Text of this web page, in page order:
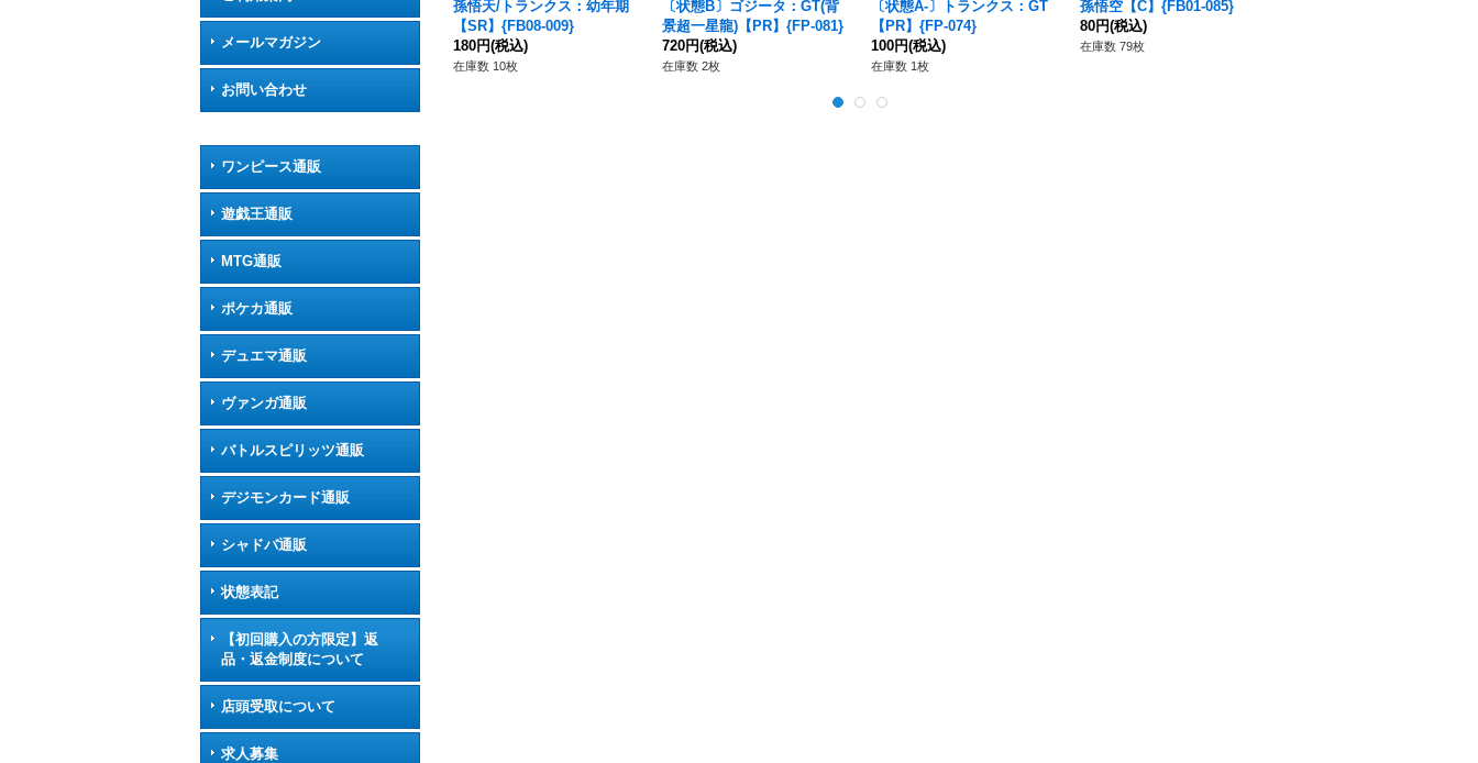
メールマガジン
お問い合わせ
ワンピース通販
遊戯王通販
MTG通販
ポケカ通販
デュエマ通販
ヴァンガ通販
バトルスピリッツ通販
デジモンカード通販
シャドバ通販
状態表記
【初回購入の方限定】返
品・返金制度について
店頭受取について
求人募集
孫悟天/トランクス：幼年期
【SR】{FB08-009}
180円(税込)
在庫数 10枚
〔状態B〕ゴジータ：GT(背
景超一星龍)【PR】{FP-081}
720円(税込)
在庫数 2枚
〔状態A-〕トランクス：GT
【PR】{FP-074}
100円(税込)
在庫数 1枚
孫悟空【C】{FB01-085}
80円(税込)
在庫数 79枚